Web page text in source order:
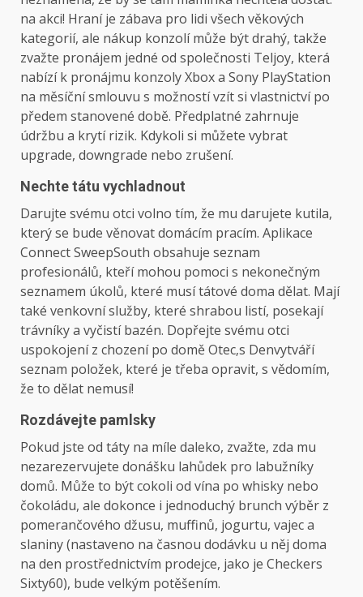
na akci! Hraní je zábava pro lidi všech věkových
kategorií, ale nákup konzolí může být drahý, takže
zvažte pronájem jedné od společnosti Teljoy, která
nabízí k pronájmu konzoly Xbox a Sony PlayStation
na měsíční smlouvu s možností vzít si vlastnictví po
předem stanovené době. Předplatné zahrnuje
údržbu a krytí rizik. Kdykoli si můžete vybrat
upgrade, downgrade nebo zrušení.
Nechte tátu vychladnout
Darujte svému otci volno tím, že mu darujete kutila,
který se bude věnovat domácím pracím. Aplikace
Connect SweepSouth obsahuje seznam
profesionálů, kteří mohou pomoci s nekonečným
seznamem úkolů, které musí tátové doma dělat. Mají
také venkovní služby, které shrabou listí, posekají
trávníky a vyčistí bazén. Dopřejte svému otci
uspokojení z chození po doměOtec‚s Denvytváří
seznam položek, které je třeba opravit, s vědomím,
že to dělat nemusí!
Rozdávejte pamlsky
Pokud jste od táty na míle daleko, zvažte, zda mu
nezarezervujete donášku lahůdek pro labužníky
domů. Může to být cokoli od vína po whisky nebo
čokoládu, ale dokonce i jednoduchý brunch výběr z
pomerančového džusu, muffinů, jogurtu, vajec a
slaniny (nastaveno na časnou dodávku u něj doma
na den prostřednictvím prodejce, jako je Checkers
Sixty60), bude velkým potěšením.